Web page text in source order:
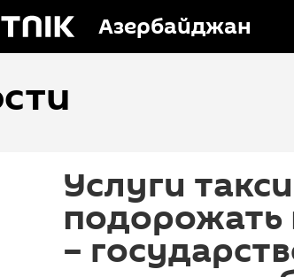
Азербайджан
Услуги
подорожать
–